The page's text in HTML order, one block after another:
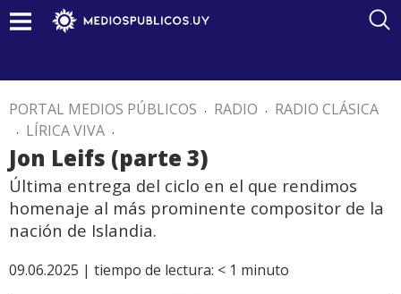
PORTAL MEDIOS PÚBLICOS . RADIO . RADIO CLÁSICA
. LÍRICA VIVA .
Jon Leifs (parte 3)
Última entrega del ciclo en el que rendimos
homenaje al más prominente compositor de la
nación de Islandia.
09.06.2025 | tiempo de lectura: < 1 minuto